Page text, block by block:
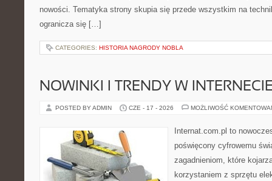
nowości. Tematyka strony skupia się przede wszystkim na
ogranicza się […]
CATEGORIES: HISTORIA NAGRODY NOBLA
NOWINKI I TRENDY W
POSTED BY ADMIN CZE - 17 - 2026 MOŻLIWOŚĆ
Internat.com.pl to
poświęcony cyfrowemu
zagadnieniom, które
korzystaniem z sprzętu